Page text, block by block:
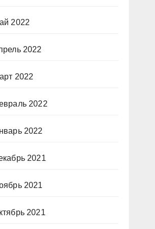
2022
2022
2022
2022
2022
2021
2021
2021